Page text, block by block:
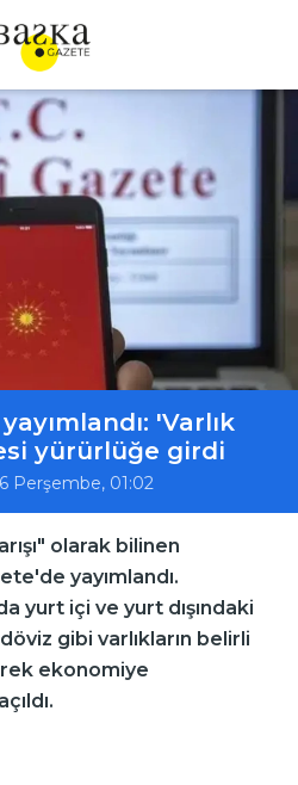
'Varlık
yürürlüğe girdi
Perşembe, 01:02
olarak bilinen
yayımlandı.
yurt içi ve yurt dışındaki
döviz gibi varlıkların belirli
ekonomiye